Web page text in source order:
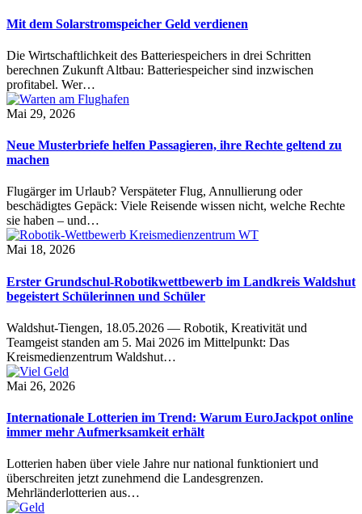
Mit dem Solarstromspeicher Geld verdienen
Die Wirtschaftlichkeit des Batteriespeichers in drei Schritten
berechnen Zukunft Altbau: Batteriespeicher sind inzwischen
profitabel. Wer…
Mai 29, 2026
Neue Musterbriefe helfen Passagieren, ihre Rechte geltend zu
machen
Flugärger im Urlaub? Verspäteter Flug, Annullierung oder
beschädigtes Gepäck: Viele Reisende wissen nicht, welche Rechte
sie haben – und…
Mai 18, 2026
Erster Grundschul-Robotikwettbewerb im Landkreis Waldshut
begeistert Schülerinnen und Schüler
Waldshut-Tiengen, 18.05.2026 — Robotik, Kreativität und
Teamgeist standen am 5. Mai 2026 im Mittelpunkt: Das
Kreismedienzentrum Waldshut…
Mai 26, 2026
Internationale Lotterien im Trend: Warum EuroJackpot online
immer mehr Aufmerksamkeit erhält
Lotterien haben über viele Jahre nur national funktioniert und
überschreiten jetzt zunehmend die Landesgrenzen.
Mehrländerlotterien aus…